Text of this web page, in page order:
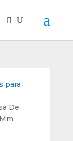
para
De